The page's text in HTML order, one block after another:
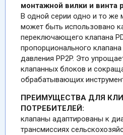
монтажной вилки и винта
В одной серии одно и то же
может быть использовано
переключающего клапана
пропорционального клапана
давления PP2P. Это
клапанных блоков и
обрабатывающих
ПРЕИМУЩЕСТВА ДЛЯ
ПОТРЕБИТЕЛЕЙ:
клапаны адаптированы к
трансмиссиях